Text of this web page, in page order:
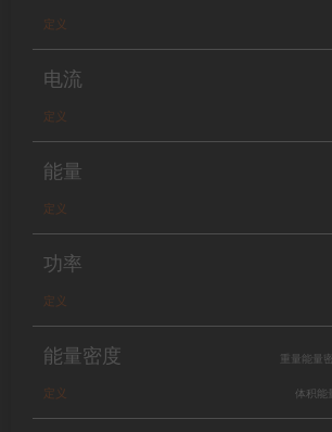
定义
电流
定义
能量
定义
功率
定义
能量密度
定义
重量能量
体积能